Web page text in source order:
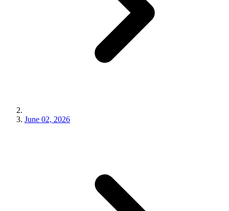
June 02, 2026